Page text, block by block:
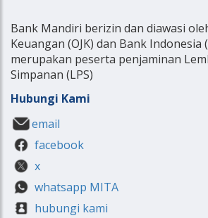
Bank Mandiri berizin dan diawasi
Keuangan (OJK) dan Bank Indonesia
merupakan peserta penjaminan
Simpanan (LPS)
Hubungi Kami
email
facebook
x
whatsapp MITA
hubungi kami